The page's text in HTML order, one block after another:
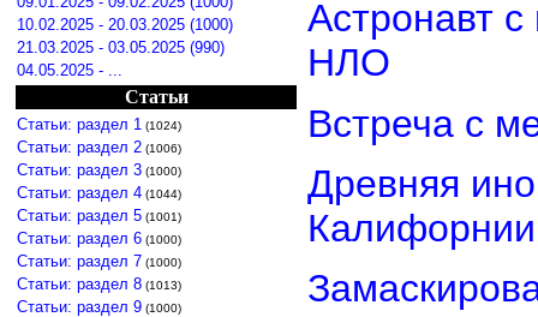
10.02.2025 - 20.03.2025 (1000)
21.03.2025 - 03.05.2025 (990)
04.05.2025 - ...
Статьи
Статьи: раздел 1 (1024)
Статьи: раздел 2 (1006)
Статьи: раздел 3 (1000)
Статьи: раздел 4 (1044)
Статьи: раздел 5 (1001)
Статьи: раздел 6 (1000)
Статьи: раздел 7 (1000)
Статьи: раздел 8 (1013)
Статьи: раздел 9 (1000)
Астронавт
НЛО
Встреча с
Древняя
Калифорнии